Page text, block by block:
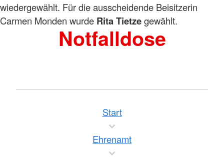
wiedergewählt. Für die ausscheidende Beisitzerin
Carmen Monden wurde Rita Tietzegewählt.
Notfalldose
Start
Ehrenamt